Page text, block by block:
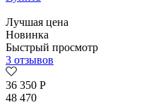
Лучшая цена
Новинка
Быстрый просмотр
3 отзывов
36 350 Р
48 470